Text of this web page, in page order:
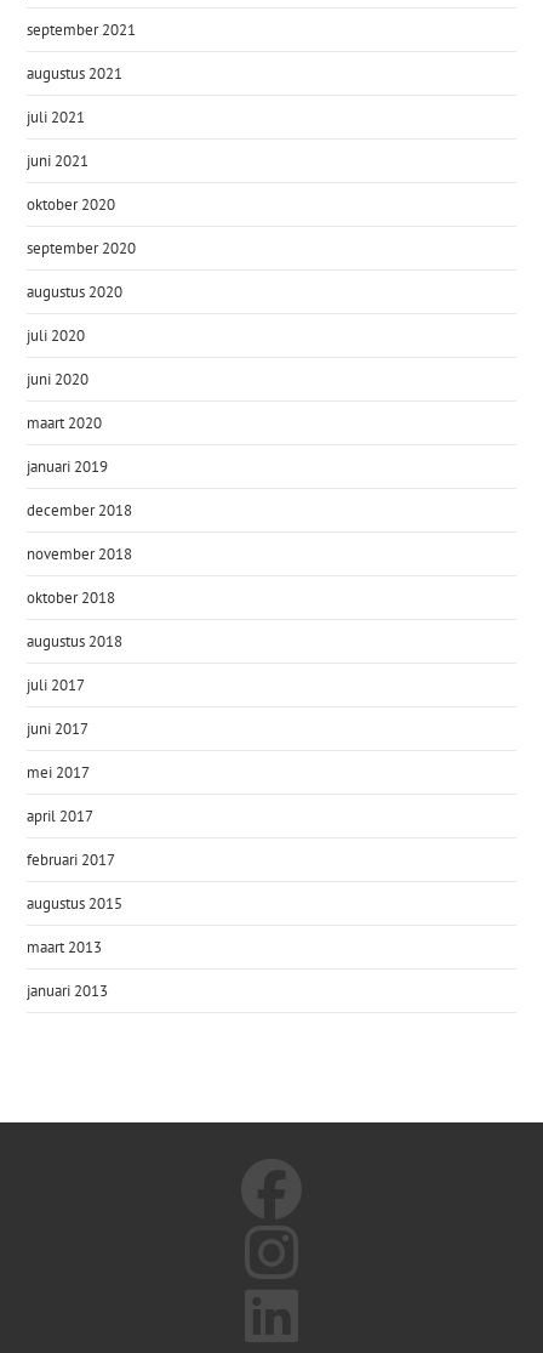
september 2021
augustus 2021
juli 2021
juni 2021
oktober 2020
september 2020
augustus 2020
juli 2020
juni 2020
maart 2020
januari 2019
december 2018
november 2018
oktober 2018
augustus 2018
juli 2017
juni 2017
mei 2017
april 2017
februari 2017
augustus 2015
maart 2013
januari 2013